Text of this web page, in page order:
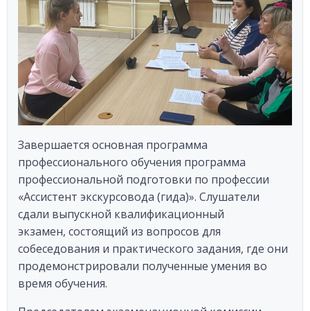
Завершается основная программа
профессионального обучения программа
профессиональной подготовки по профессии
«Ассистент экскурсовода (гида)». Слушатели
сдали выпускной квалификационный
экзамен, состоящий из вопросов для
собеседования и практического задания, где они
продемонстрировали полученные умения во
время обучения.